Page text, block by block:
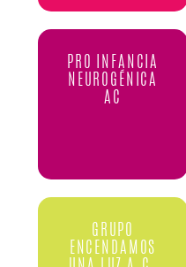
PRO INFANCIA
NEUROGÉNICA
AC
GRUPO
ENCENDAMOS